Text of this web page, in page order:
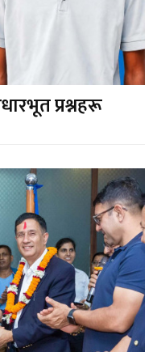
प्रश्नहरू